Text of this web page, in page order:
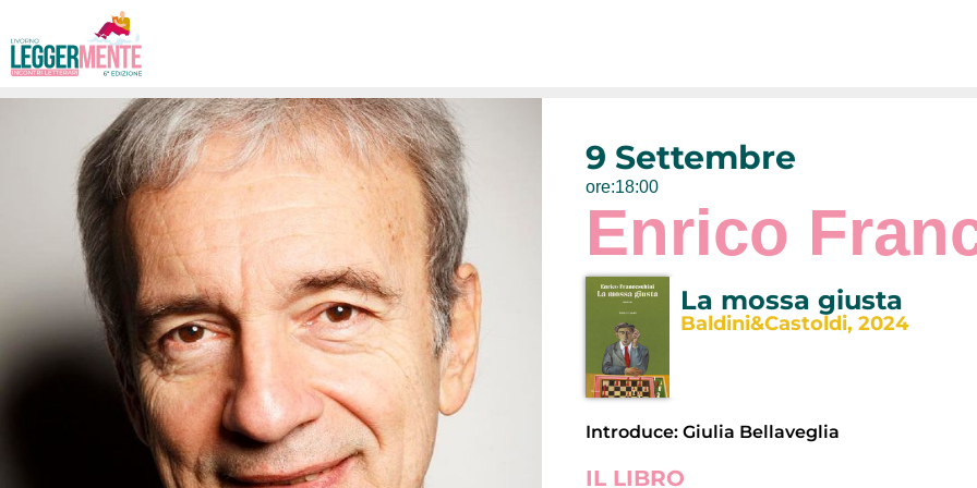
9 Settembre
ore:18:00
Enrico
La mossa giusta
Baldini&Castoldi, 2024
Introduce: Giulia Bellaveglia
IL LIBRO